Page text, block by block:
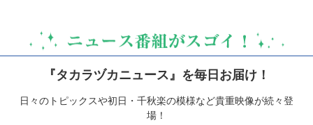
『タカラヅカニュース』を毎日お届け！
日々のトピックスや初日・千秋楽の模様など貴重映像が続々登
場！